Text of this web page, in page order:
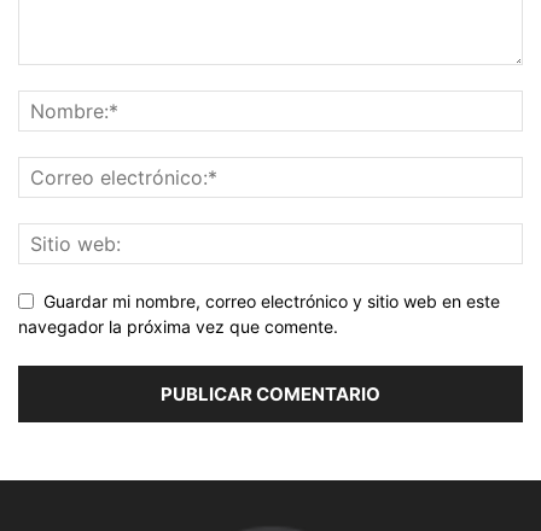
Guardar mi nombre, correo electrónico y sitio web en este
navegador la próxima vez que comente.